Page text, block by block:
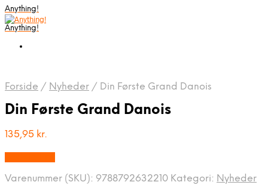
Anything!
Anything!
Forside / Nyheder / Din Første Grand Danois
Din Første Grand Danois
135,95 kr.
Varenummer (SKU): 9788792632210 Kategori: Nyheder